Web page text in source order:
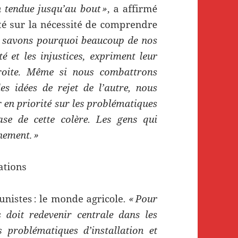
jusqu’au bout », a affirmé
sur la nécessité de comprendre
savons pourquoi beaucoup de nos
et les injustices, expriment leur
Même si nous combattrons
idées de rejet de l’autre, nous
priorité sur les problématiques
de cette colère. Les gens qui
»
: le monde agricole. « Pour
doit redevenir centrale dans les
d’installation et